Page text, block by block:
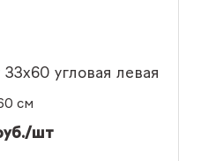
угловая левая
см
шт